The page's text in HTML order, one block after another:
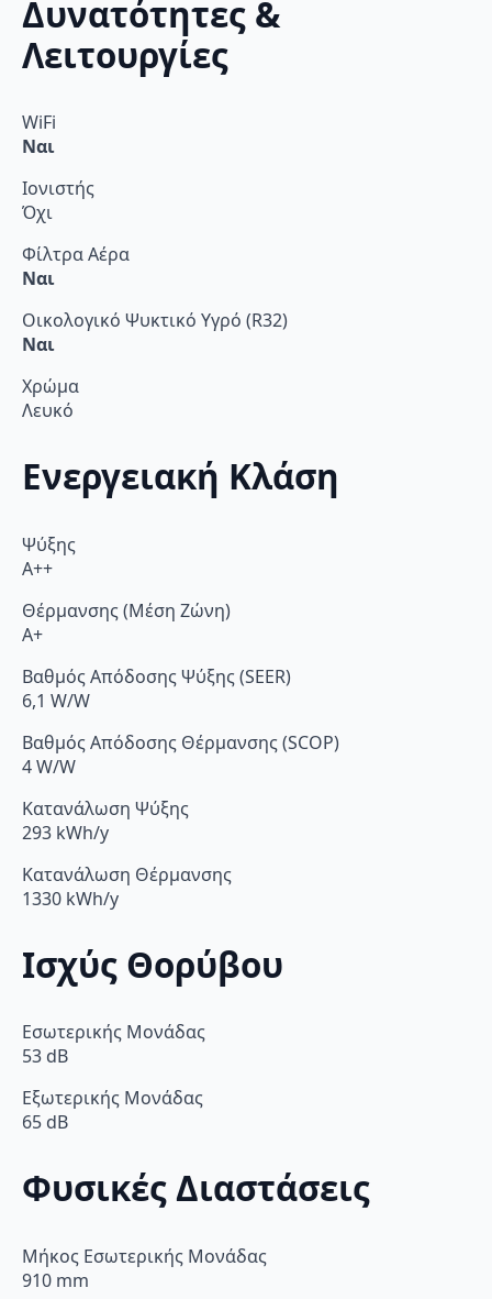
Δυνατότητες &
Λειτουργίες
WiFi
Ναι
Ιονιστής
Όχι
Φίλτρα Αέρα
Ναι
Οικολογικό Ψυκτικό Υγρό (R32)
Ναι
Χρώμα
Λευκό
Ενεργειακή Κλάση
Ψύξης
A++
Θέρμανσης (Μέση Ζώνη)
A+
Βαθμός Απόδοσης Ψύξης (SEER)
6,1 W/W
Βαθμός Απόδοσης Θέρμανσης (SCOP)
4 W/W
Κατανάλωση Ψύξης
293 kWh/y
Κατανάλωση Θέρμανσης
1330 kWh/y
Ισχύς Θορύβου
Εσωτερικής Μονάδας
53 dB
Εξωτερικής Μονάδας
65 dB
Φυσικές Διαστάσεις
Μήκος Εσωτερικής Μονάδας
910 mm